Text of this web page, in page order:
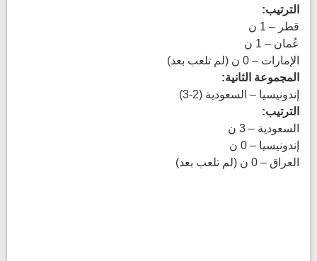
الترتيب:
قطر – 1 ن
عُمان – 1 ن
الإمارات – 0 ن (لم تلعب بعد)
المجموعة الثانية:
إندونيسيا – السعودية (2-3)
الترتيب:
السعودية – 3 ن
إندونيسيا – 0 ن
العراق – 0 ن (لم تلعب بعد)